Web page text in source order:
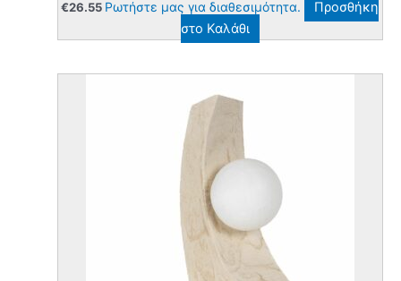
€26.55 Ρωτήστε μας για διαθεσιμότητα.
Προσθήκη
στο Καλάθι